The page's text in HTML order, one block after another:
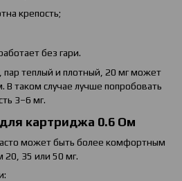
крепость;
без гари.
пар теплый и плотный, 20 мг может
В таком случае лучше попробовать
3–6 мг.
картриджа 0.6 Ом
может быть более комфортным
35 или 50 мг.